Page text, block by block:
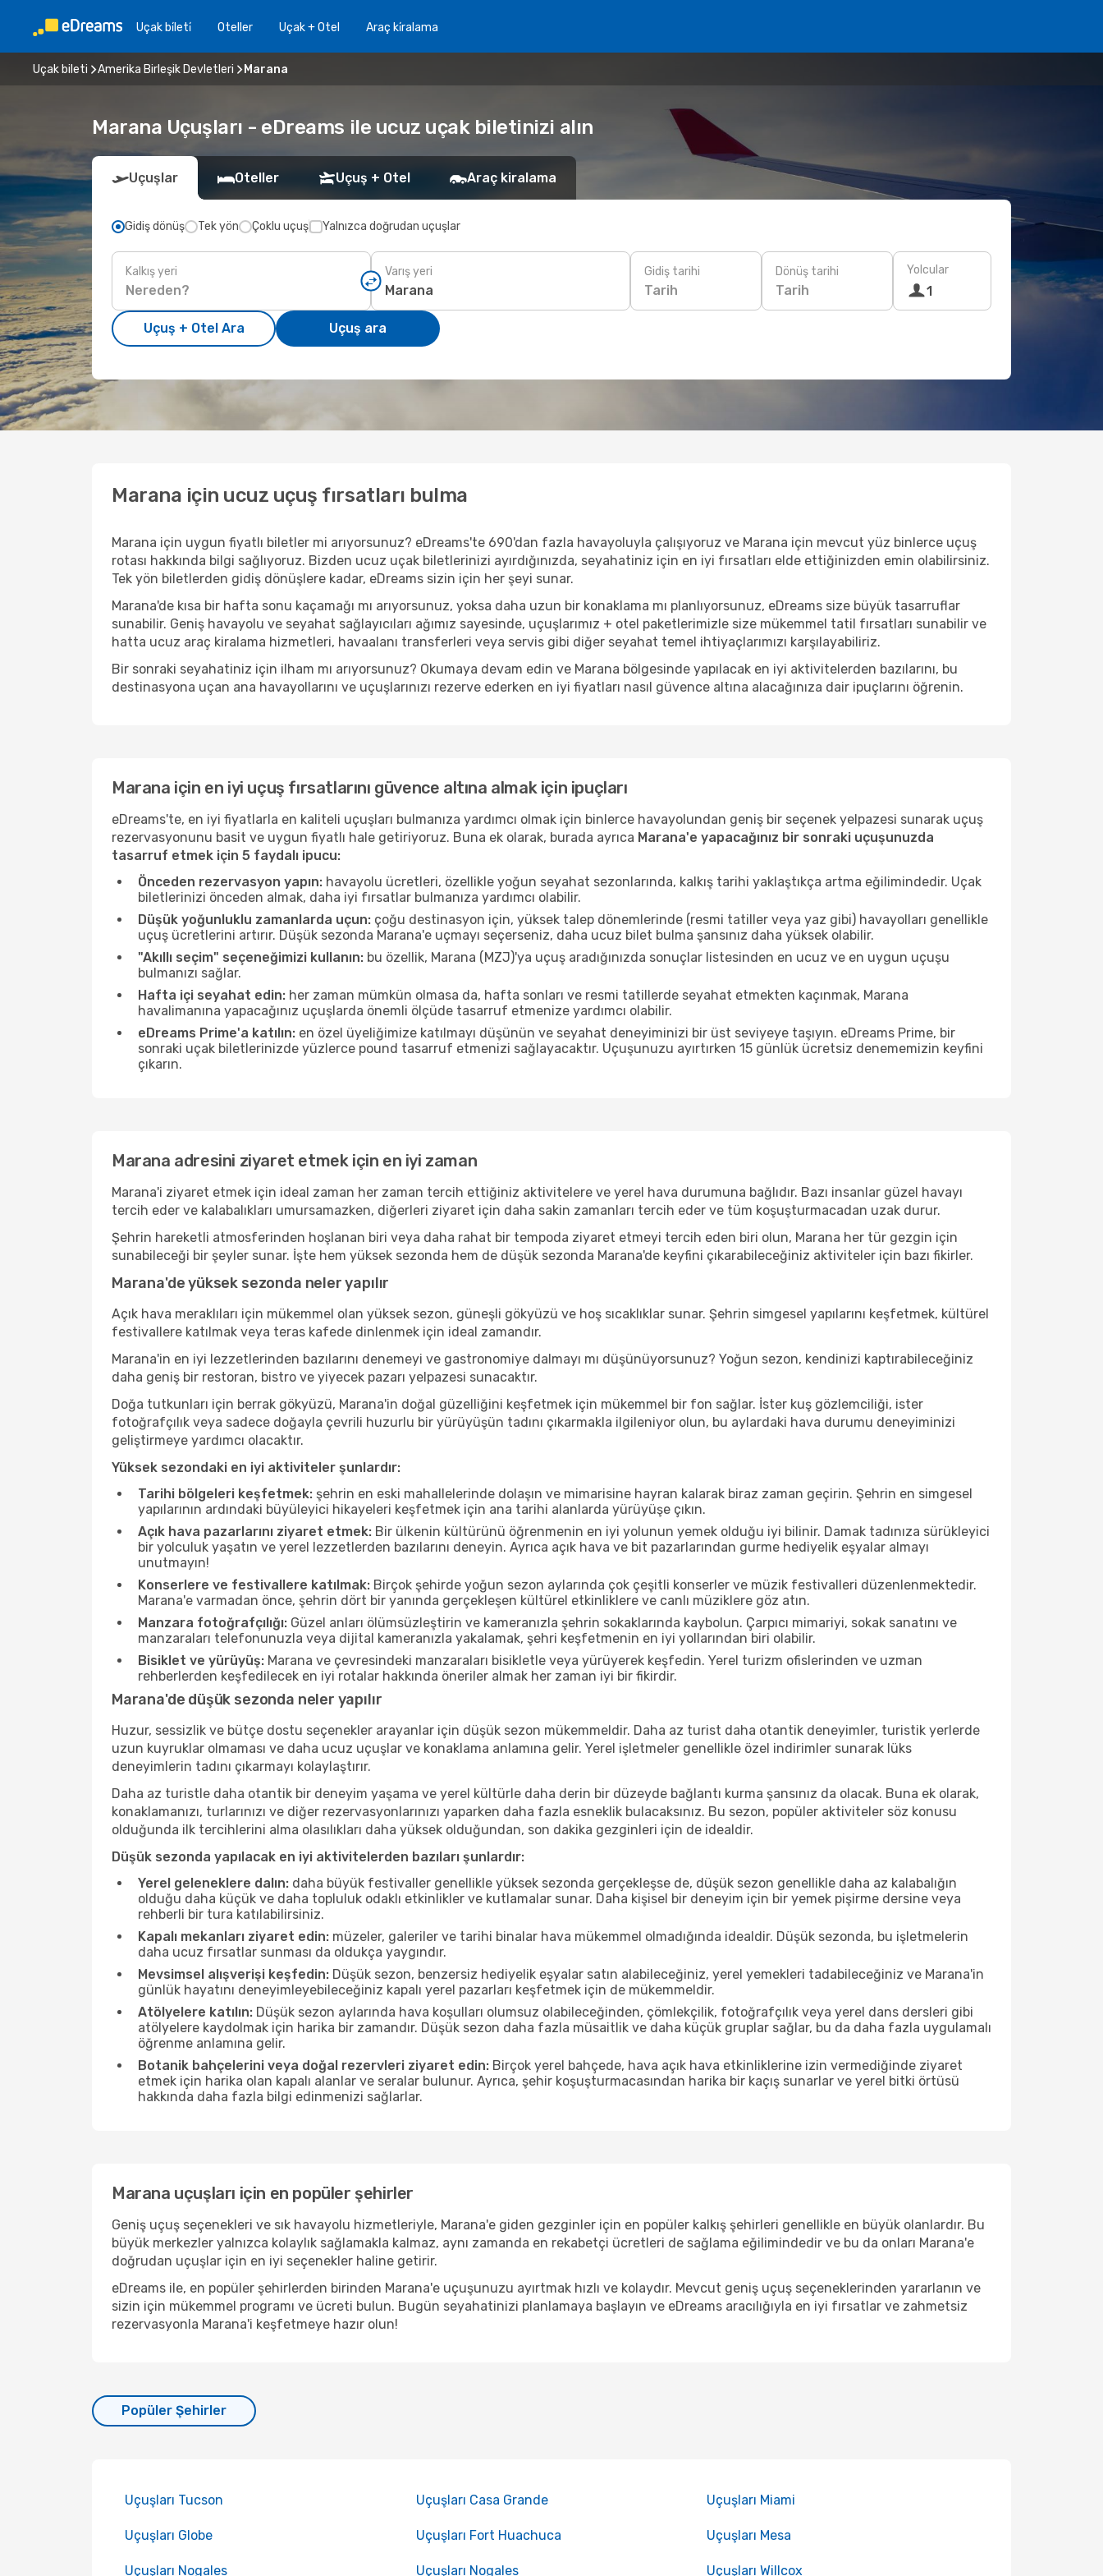
Uçak bi̇leti̇ Oteller Uçak + Otel Araç ki̇ralama
Uçak bileti Amerika Birleşik Devletleri Marana
Marana Uçuşları - eDreams ile ucuz uçak biletinizi alın
Uçuşlar Oteller Uçuş + Otel Araç kiralama
Gidiş dönüş Tek yön Çoklu uçuş Yalnızca doğrudan uçuşlar
Kalkış yeri Varış yeri Gidiş tarihi
Tarih
Dönüş tarihi
Tarih
Yolcular
1
Uçuş + Otel Ara Uçuş ara
Marana için ucuz uçuş fırsatları bulma
Marana için uygun fiyatlı biletler mi arıyorsunuz? eDreams'te 690'dan fazla havayoluyla çalışıyoruz ve Marana için mevcut yüz binlerce uçuş
rotası hakkında bilgi sağlıyoruz. Bizden ucuz uçak biletlerinizi ayırdığınızda, seyahatiniz için en iyi fırsatları elde ettiğinizden emin olabilirsiniz.
Tek yön biletlerden gidiş dönüşlere kadar, eDreams sizin için her şeyi sunar.
Marana'de kısa bir hafta sonu kaçamağı mı arıyorsunuz, yoksa daha uzun bir konaklama mı planlıyorsunuz, eDreams size büyük tasarruflar
sunabilir. Geniş havayolu ve seyahat sağlayıcıları ağımız sayesinde, uçuşlarımız + otel paketlerimizle size mükemmel tatil fırsatları sunabilir ve
hatta ucuz araç kiralama hizmetleri, havaalanı transferleri veya servis gibi diğer seyahat temel ihtiyaçlarımızı karşılayabiliriz.
Bir sonraki seyahatiniz için ilham mı arıyorsunuz? Okumaya devam edin ve Marana bölgesinde yapılacak en iyi aktivitelerden bazılarını, bu
destinasyona uçan ana havayollarını ve uçuşlarınızı rezerve ederken en iyi fiyatları nasıl güvence altına alacağınıza dair ipuçlarını öğrenin.
Marana için en iyi uçuş fırsatlarını güvence altına almak için ipuçları
eDreams'te, en iyi fiyatlarla en kaliteli uçuşları bulmanıza yardımcı olmak için binlerce havayolundan geniş bir seçenek yelpazesi sunarak uçuş
rezervasyonunu basit ve uygun fiyatlı hale getiriyoruz. Buna ek olarak, burada ayrıca Marana'e yapacağınız bir sonraki uçuşunuzda
tasarruf etmek için 5 faydalı ipucu:
Önceden rezervasyon yapın: havayolu ücretleri, özellikle yoğun seyahat sezonlarında, kalkış tarihi yaklaştıkça artma eğilimindedir. Uçak
biletlerinizi önceden almak, daha iyi fırsatlar bulmanıza yardımcı olabilir.
Düşük yoğunluklu zamanlarda uçun: çoğu destinasyon için, yüksek talep dönemlerinde (resmi tatiller veya yaz gibi) havayolları genellikle
uçuş ücretlerini artırır. Düşük sezonda Marana'e uçmayı seçerseniz, daha ucuz bilet bulma şansınız daha yüksek olabilir.
"Akıllı seçim" seçeneğimizi kullanın: bu özellik, Marana (MZJ)'ya uçuş aradığınızda sonuçlar listesinden en ucuz ve en uygun uçuşu
bulmanızı sağlar.
Hafta içi seyahat edin: her zaman mümkün olmasa da, hafta sonları ve resmi tatillerde seyahat etmekten kaçınmak, Marana
havalimanına yapacağınız uçuşlarda önemli ölçüde tasarruf etmenize yardımcı olabilir.
eDreams Prime'a katılın: en özel üyeliğimize katılmayı düşünün ve seyahat deneyiminizi bir üst seviyeye taşıyın. eDreams Prime, bir
sonraki uçak biletlerinizde yüzlerce pound tasarruf etmenizi sağlayacaktır. Uçuşunuzu ayırtırken 15 günlük ücretsiz denememizin keyfini
çıkarın.
Marana adresini ziyaret etmek için en iyi zaman
Marana'i ziyaret etmek için ideal zaman her zaman tercih ettiğiniz aktivitelere ve yerel hava durumuna bağlıdır. Bazı insanlar güzel havayı
tercih eder ve kalabalıkları umursamazken, diğerleri ziyaret için daha sakin zamanları tercih eder ve tüm koşuşturmacadan uzak durur.
Şehrin hareketli atmosferinden hoşlanan biri veya daha rahat bir tempoda ziyaret etmeyi tercih eden biri olun, Marana her tür gezgin için
sunabileceği bir şeyler sunar. İşte hem yüksek sezonda hem de düşük sezonda Marana'de keyfini çıkarabileceğiniz aktiviteler için bazı fikirler.
Marana'de yüksek sezonda neler yapılır
Açık hava meraklıları için mükemmel olan yüksek sezon, güneşli gökyüzü ve hoş sıcaklıklar sunar. Şehrin simgesel yapılarını keşfetmek, kültürel
festivallere katılmak veya teras kafede dinlenmek için ideal zamandır.
Marana'in en iyi lezzetlerinden bazılarını denemeyi ve gastronomiye dalmayı mı düşünüyorsunuz? Yoğun sezon, kendinizi kaptırabileceğiniz
daha geniş bir restoran, bistro ve yiyecek pazarı yelpazesi sunacaktır.
Doğa tutkunları için berrak gökyüzü, Marana'in doğal güzelliğini keşfetmek için mükemmel bir fon sağlar. İster kuş gözlemciliği, ister
fotoğrafçılık veya sadece doğayla çevrili huzurlu bir yürüyüşün tadını çıkarmakla ilgileniyor olun, bu aylardaki hava durumu deneyiminizi
geliştirmeye yardımcı olacaktır.
Yüksek sezondaki en iyi aktiviteler şunlardır:
Tarihi bölgeleri keşfetmek: şehrin en eski mahallelerinde dolaşın ve mimarisine hayran kalarak biraz zaman geçirin. Şehrin en simgesel
yapılarının ardındaki büyüleyici hikayeleri keşfetmek için ana tarihi alanlarda yürüyüşe çıkın.
Açık hava pazarlarını ziyaret etmek: Bir ülkenin kültürünü öğrenmenin en iyi yolunun yemek olduğu iyi bilinir. Damak tadınıza sürükleyici
bir yolculuk yaşatın ve yerel lezzetlerden bazılarını deneyin. Ayrıca açık hava ve bit pazarlarından gurme hediyelik eşyalar almayı
unutmayın!
Konserlere ve festivallere katılmak: Birçok şehirde yoğun sezon aylarında çok çeşitli konserler ve müzik festivalleri düzenlenmektedir.
Marana'e varmadan önce, şehrin dört bir yanında gerçekleşen kültürel etkinliklere ve canlı müziklere göz atın.
Manzara fotoğrafçılığı: Güzel anları ölümsüzleştirin ve kameranızla şehrin sokaklarında kaybolun. Çarpıcı mimariyi, sokak sanatını ve
manzaraları telefonunuzla veya dijital kameranızla yakalamak, şehri keşfetmenin en iyi yollarından biri olabilir.
Bisiklet ve yürüyüş: Marana ve çevresindeki manzaraları bisikletle veya yürüyerek keşfedin. Yerel turizm ofislerinden ve uzman
rehberlerden keşfedilecek en iyi rotalar hakkında öneriler almak her zaman iyi bir fikirdir.
Marana'de düşük sezonda neler yapılır
Huzur, sessizlik ve bütçe dostu seçenekler arayanlar için düşük sezon mükemmeldir. Daha az turist daha otantik deneyimler, turistik yerlerde
uzun kuyruklar olmaması ve daha ucuz uçuşlar ve konaklama anlamına gelir. Yerel işletmeler genellikle özel indirimler sunarak lüks
deneyimlerin tadını çıkarmayı kolaylaştırır.
Daha az turistle daha otantik bir deneyim yaşama ve yerel kültürle daha derin bir düzeyde bağlantı kurma şansınız da olacak. Buna ek olarak,
konaklamanızı, turlarınızı ve diğer rezervasyonlarınızı yaparken daha fazla esneklik bulacaksınız. Bu sezon, popüler aktiviteler söz konusu
olduğunda ilk tercihlerini alma olasılıkları daha yüksek olduğundan, son dakika gezginleri için de idealdir.
Düşük sezonda yapılacak en iyi aktivitelerden bazıları şunlardır:
Yerel geleneklere dalın: daha büyük festivaller genellikle yüksek sezonda gerçekleşse de, düşük sezon genellikle daha az kalabalığın
olduğu daha küçük ve daha topluluk odaklı etkinlikler ve kutlamalar sunar. Daha kişisel bir deneyim için bir yemek pişirme dersine veya
rehberli bir tura katılabilirsiniz.
Kapalı mekanları ziyaret edin: müzeler, galeriler ve tarihi binalar hava mükemmel olmadığında idealdir. Düşük sezonda, bu işletmelerin
daha ucuz fırsatlar sunması da oldukça yaygındır.
Mevsimsel alışverişi keşfedin: Düşük sezon, benzersiz hediyelik eşyalar satın alabileceğiniz, yerel yemekleri tadabileceğiniz ve Marana'in
günlük hayatını deneyimleyebileceğiniz kapalı yerel pazarları keşfetmek için de mükemmeldir.
Atölyelere katılın: Düşük sezon aylarında hava koşulları olumsuz olabileceğinden, çömlekçilik, fotoğrafçılık veya yerel dans dersleri gibi
atölyelere kaydolmak için harika bir zamandır. Düşük sezon daha fazla müsaitlik ve daha küçük gruplar sağlar, bu da daha fazla uygulamalı
öğrenme anlamına gelir.
Botanik bahçelerini veya doğal rezervleri ziyaret edin: Birçok yerel bahçede, hava açık hava etkinliklerine izin vermediğinde ziyaret
etmek için harika olan kapalı alanlar ve seralar bulunur. Ayrıca, şehir koşuşturmacasından harika bir kaçış sunarlar ve yerel bitki örtüsü
hakkında daha fazla bilgi edinmenizi sağlarlar.
Marana uçuşları için en popüler şehirler
Geniş uçuş seçenekleri ve sık havayolu hizmetleriyle, Marana'e giden gezginler için en popüler kalkış şehirleri genellikle en büyük olanlardır. Bu
büyük merkezler yalnızca kolaylık sağlamakla kalmaz, aynı zamanda en rekabetçi ücretleri de sağlama eğilimindedir ve bu da onları Marana'e
doğrudan uçuşlar için en iyi seçenekler haline getirir.
eDreams ile, en popüler şehirlerden birinden Marana'e uçuşunuzu ayırtmak hızlı ve kolaydır. Mevcut geniş uçuş seçeneklerinden yararlanın ve
sizin için mükemmel programı ve ücreti bulun. Bugün seyahatinizi planlamaya başlayın ve eDreams aracılığıyla en iyi fırsatlar ve zahmetsiz
rezervasyonla Marana'i keşfetmeye hazır olun!
Popüler Şehirler
Uçuşları Tucson Uçuşları Casa Grande Uçuşları Miami
Uçuşları Globe Uçuşları Fort Huachuca Uçuşları Mesa
Uçuşları Nogales Uçuşları Nogales Uçuşları Willcox